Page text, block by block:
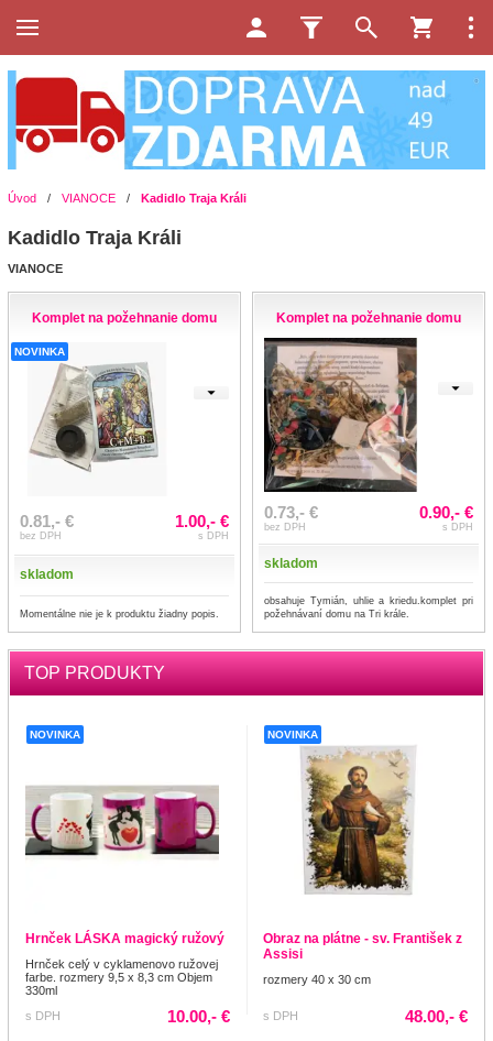
Úvod / VIANOCE / Kadidlo Traja Králi
Kadidlo Traja Králi
VIANOCE
Komplet na požehnanie domu
NOVINKA
0.81,- €
bez DPH
1.00,- €
s DPH
skladom
Momentálne nie je k produktu žiadny popis.
Komplet na požehnanie domu
0.73,- €
bez DPH
0.90,- €
s DPH
skladom
obsahuje Tymián, uhlie a kriedu.komplet pri
požehnávaní domu na Tri krále.
TOP PRODUKTY
NOVINKA
Hrnček LÁSKA magický ružový
Hrnček celý v cyklamenovo ružovej
farbe. rozmery 9,5 x 8,3 cm Objem
330ml
s DPH
10.00,- €
NOVINKA
Obraz na plátne - sv. František z
Assisi
rozmery 40 x 30 cm
s DPH 48.00,- €